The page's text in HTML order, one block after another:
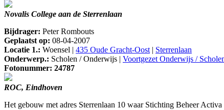
Novalis College aan de Sterrenlaan
Bijdrager: Peter Rombouts
Geplaatst op: 08-04-2007
Locatie 1.: Woensel | 435 Oude Gracht-Oost| Sterrenlaan
Onderwerp.: Scholen / Onderwijs | Voortgezet Onderwijs /
Fotonummer: 24787
ROC, Eindhoven
Het gebouw met adres Sterrenlaan 10 waar Stichting Beheer